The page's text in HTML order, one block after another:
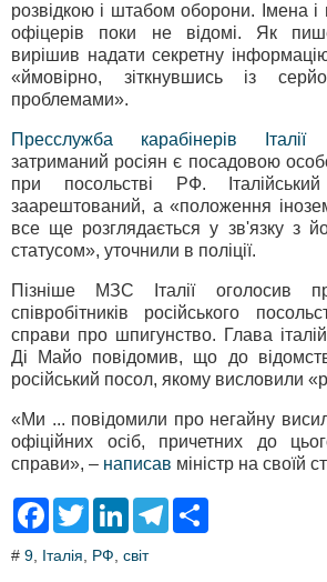
розвідкою і штабом оборони. Імена
офіцерів поки не відомі. Як
вирішив надати секретну
«ймовірно, зіткнувшись із
проблемами».
Пресслужба карабінерів Італії
затриманий росіян є посадовою
при посольстві РФ.
заарештований, а «положення
все ще розглядається у зв'язку з
статусом», уточнили в поліції.
Пізніше МЗС Італії оголосив
співробітників російського
справи про шпигунство. Глава
Ді Майо повідомив, що до
російський посол, якому висловили
«Ми ... повідомили про негайну
офіційних осіб, причетних до
справи», – написав міністр на своїй
F
e
T
L
k
T
# 9 Італія РФ світ